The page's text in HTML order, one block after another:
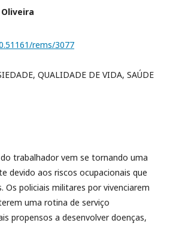
rems/3077
QUALIDADE DE VIDA, SAÚDE
trabalhador vem se tornando uma
devido aos riscos ocupacionais que
Os policiais militares por vivenciarem
uma rotina de serviço
propensos a desenvolver doenças,